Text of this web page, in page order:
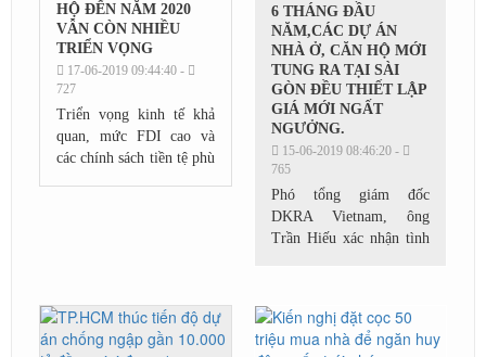
HỘ ĐẾN NĂM 2020
VẪN CÒN NHIỀU
TRIỂN VỌNG
17-06-2019 09:44:40 -
727
Triển vọng kinh tế khả
quan, mức FDI cao và
các chính sách tiền tệ phù
6 THÁNG ĐẦU
NĂM,CÁC DỰ ÁN
NHÀ Ở, CĂN HỘ MỚI
TUNG RA TẠI SÀI
GÒN ĐỀU THIẾT LẬP
GIÁ MỚI NGẤT
NGƯỞNG.
15-06-2019 08:46:20 -
765
Phó tổng giám đốc
DKRA Vietnam, ông
Trần Hiếu xác nhận tình
sản nhà ở tại TP HCM
đua nhau leo...